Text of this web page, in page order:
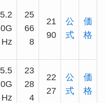
5.2
0G
Hz
25
66
8
21
90
公
式
価
格
5.5
0G
Hz
23
28
4
22
27
公
式
価
格